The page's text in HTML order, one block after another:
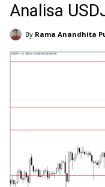
Analisa
By Rama Anandhita